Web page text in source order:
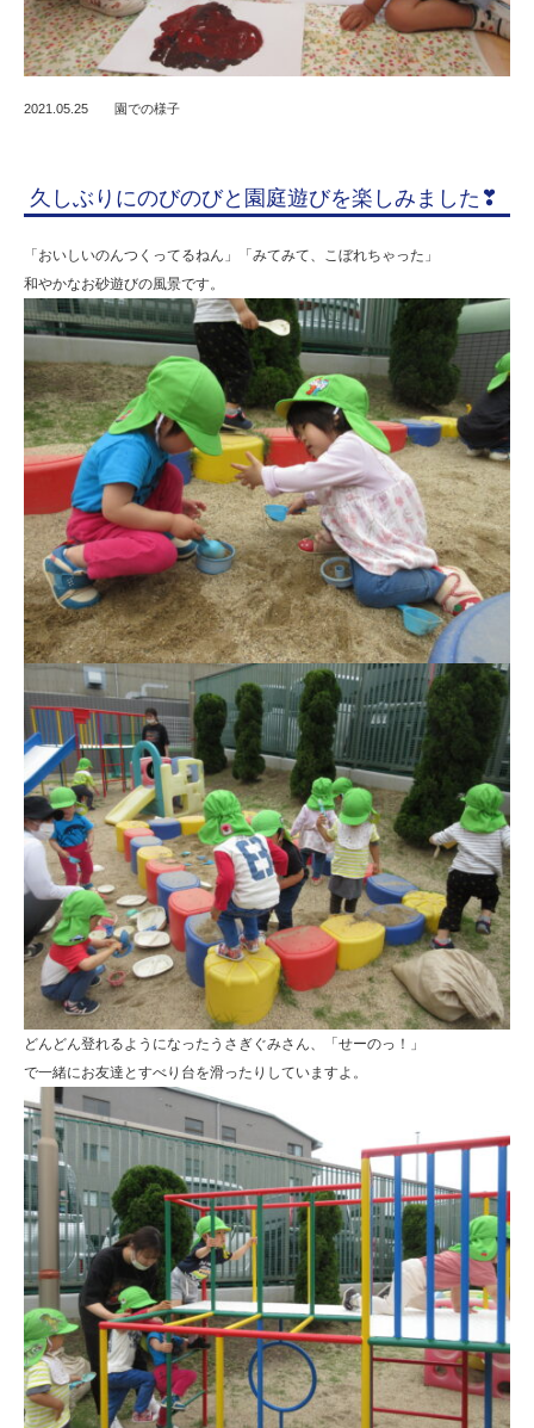
2021.05.25 園での様子
久しぶりにのびのびと園庭遊びを楽しみました❣
「おいしいのんつくってるねん」「みてみて、こぼれちゃった」
和やかなお砂遊びの風景です。
どんどん登れるようになったうさぎぐみさん、「せーのっ！」
で一緒にお友達とすべり台を滑ったりしていますよ。